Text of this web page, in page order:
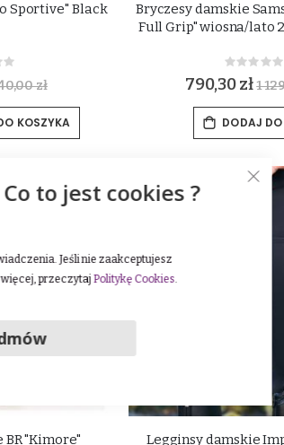
Sportive'' Black
zł
KOSZYKA
Bryczesy damskie
Full Grip" wiosna/lato
Rating:
0%
790,30 zł1
DODAJ
"Kimore"
Legginsy damskie
Co to jest cookies ?
Jeśli nie zaakceptujesz
przeczytaj Politykę Cookies.